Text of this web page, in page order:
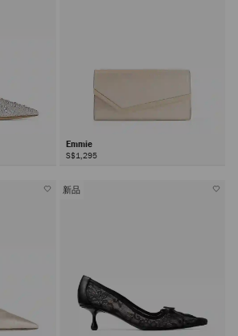
Emmie
S$1,295
新品